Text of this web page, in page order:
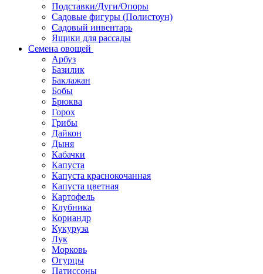
Подставки/Дуги/Опоры
Садовые фигуры (Полистоун)
Садовый инвентарь
Ящики для рассады
Семена овощей
Арбуз
Базилик
Баклажан
Бобы
Брюква
Горох
Грибы
Дайкон
Дыня
Кабачки
Капуста
Капуста краснокочанная
Капуста цветная
Картофель
Клубника
Кориандр
Кукуруза
Лук
Морковь
Огурцы
Патиссоны